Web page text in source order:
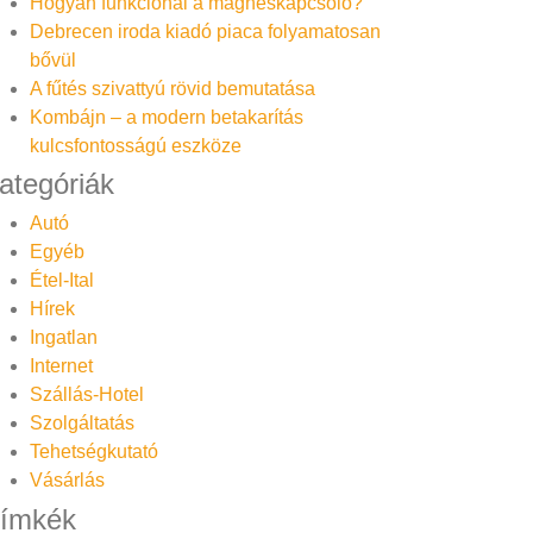
Debrecen iroda kiadó piaca folyamatosan
bővül
A fűtés szivattyú rövid bemutatása
Kombájn – a modern betakarítás
kulcsfontosságú eszköze
Autó
Egyéb
Étel-Ital
Hírek
Ingatlan
Internet
Szállás-Hotel
Szolgáltatás
Tehetségkutató
Vásárlás